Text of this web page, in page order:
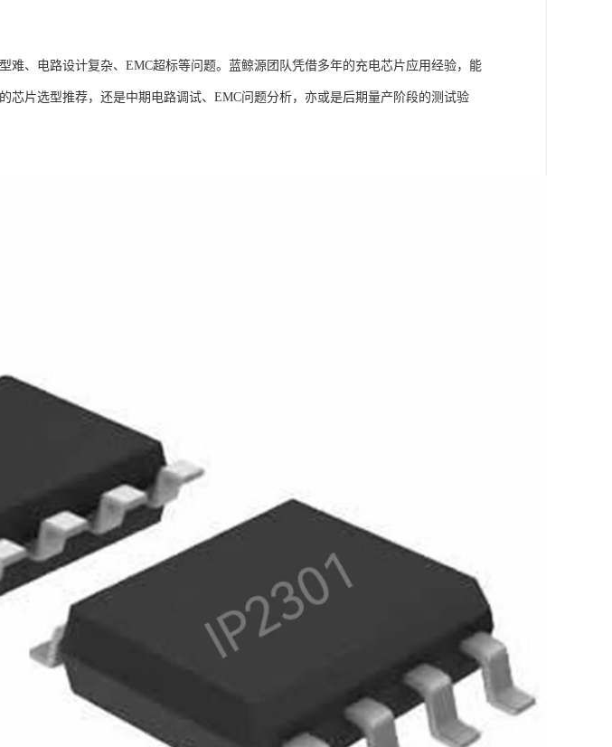
难、电路设计复杂、EMC超标等问题。蓝鲸源团队凭借多年的充电芯片应用经验，能
芯片选型推荐，还是中期电路调试、EMC问题分析，亦或是后期量产阶段的测试验